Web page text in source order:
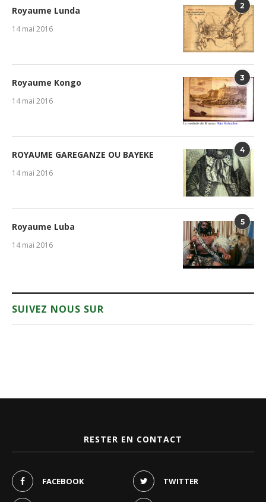
2
Royaume Lunda
14 mai 2016
3
Royaume Kongo
14 mai 2016
4
ROYAUME GAREGANZE OU BAYEKE
14 mai 2016
5
Royaume Luba
14 mai 2016
SUIVEZ NOUS SUR
RESTER EN CONTACT
FACEBOOK TWITTER